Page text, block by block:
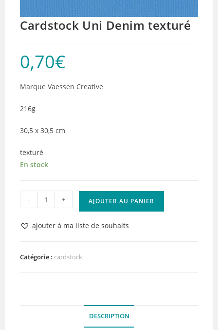
Cardstock Uni Denim texturé
0,70€
Marque Vaessen Creative
216g
30,5 x 30,5 cm
texturé
En stock
quantité
de
Cardstock
texturé
- + AJOUTER AU PANIER
ajouter à ma liste de souhaits
Catégorie : cardstock
DESCRIPTION